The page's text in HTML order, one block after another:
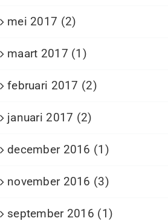
mei 2017 (2)
maart 2017 (1)
februari 2017 (2)
januari 2017 (2)
december 2016 (1)
november 2016 (3)
september 2016 (1)